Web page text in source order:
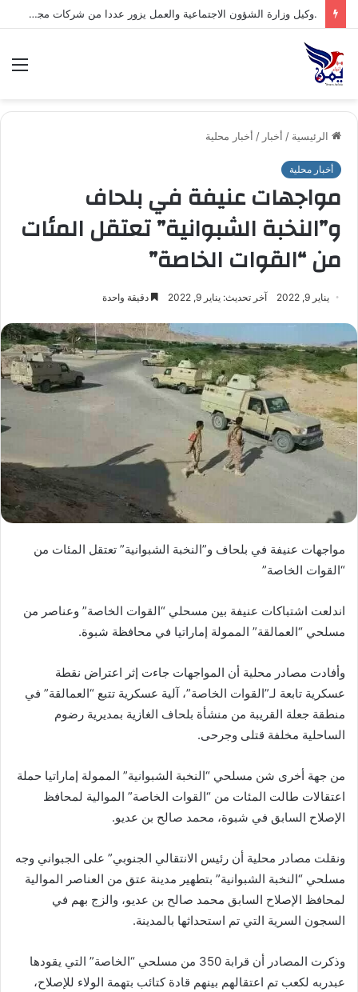
.السلطة المحلية بمحافظة شبوة تبارك العملية العسكرية النوعية للقوات المسلحة اليمنية ضد تحشيدات العدو السعودي
الرئيسية / أخبار / أخبار محلية
أخبار محلية
مواجهات عنيفة في بلحاف
و”النخبة الشبوانية” تعتقل المئات
من “القوات الخاصة”
يناير 9, 2022 آخر تحديث: يناير 9, 2022 دقيقة واحدة
مواجهات عنيفة في بلحاف و”النخبة الشبوانية” تعتقل المئات من
“القوات الخاصة”
اندلعت اشتباكات عنيفة بين مسحلي “القوات الخاصة” وعناصر من
مسلحي “العمالقة” الممولة إماراتيا في محافظة شبوة.
وأفادت مصادر محلية أن المواجهات جاءت إثر اعتراض نقطة
عسكرية تابعة لـ”القوات الخاصة”، آلية عسكرية تتبع “العمالقة” في
منطقة جعلة القريبة من منشأة بلحاف الغازية بمديرية رضوم
الساحلية مخلفة قتلى وجرحى.
من جهة أخرى شن مسلحي “النخبة الشبوانية” الممولة إماراتيا حملة
اعتقالات طالت المئات من “القوات الخاصة” الموالية لمحافظ
الإصلاح السابق في شبوة، محمد صالح بن عديو.
ونقلت مصادر محلية أن رئيس الانتقالي الجنوبي” على الجبواني وجه
مسلحي “النخبة الشبوانية” بتطهير مدينة عتق من العناصر الموالية
لمحافظ الإصلاح السابق محمد صالح بن عديو، والزج بهم في
السجون السرية التي تم استحداثها بالمدينة.
وذكرت المصادر أن قرابة 350 من مسلحي “الخاصة” التي يقودها
عبدربه لكعب تم اعتقالهم بينهم قادة كتائب بتهمة الولاء للإصلاح،